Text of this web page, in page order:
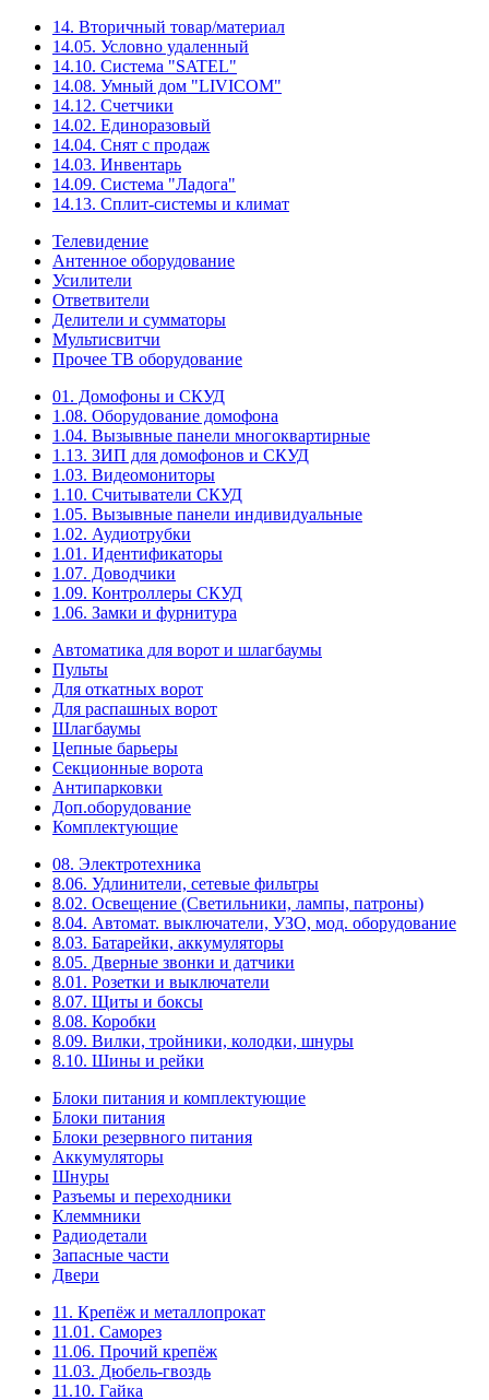
14. Вторичный товар/материал
14.05. Условно удаленный
14.10. Система "SATEL"
14.08. Умный дом "LIVICOM"
14.12. Счетчики
14.02. Единоразовый
14.04. Снят с продаж
14.03. Инвентарь
14.09. Система "Ладога"
14.13. Сплит-системы и климат
Телевидение
Антенное оборудование
Усилители
Ответвители
Делители и сумматоры
Мультисвитчи
Прочее ТВ оборудование
01. Домофоны и СКУД
1.08. Оборудование домофона
1.04. Вызывные панели многоквартирные
1.13. ЗИП для домофонов и СКУД
1.03. Видеомониторы
1.10. Считыватели СКУД
1.05. Вызывные панели индивидуальные
1.02. Аудиотрубки
1.01. Идентификаторы
1.07. Доводчики
1.09. Контроллеры СКУД
1.06. Замки и фурнитура
Автоматика для ворот и шлагбаумы
Пульты
Для откатных ворот
Для распашных ворот
Шлагбаумы
Цепные барьеры
Секционные ворота
Антипарковки
Доп.оборудование
Комплектующие
08. Электротехника
8.06. Удлинители, сетевые фильтры
8.02. Освещение (Светильники, лампы, патроны)
8.04. Автомат. выключатели, УЗО, мод. оборудование
8.03. Батарейки, аккумуляторы
8.05. Дверные звонки и датчики
8.01. Розетки и выключатели
8.07. Щиты и боксы
8.08. Коробки
8.09. Вилки, тройники, колодки, шнуры
8.10. Шины и рейки
Блоки питания и комплектующие
Блоки питания
Блоки резервного питания
Аккумуляторы
Шнуры
Разъемы и переходники
Клеммники
Радиодетали
Запасные части
Двери
11. Крепёж и металлопрокат
11.01. Саморез
11.06. Прочий крепёж
11.03. Дюбель-гвоздь
11.10. Гайка